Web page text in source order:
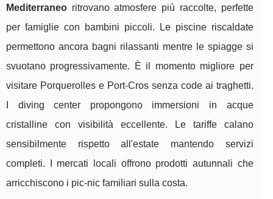
Mediterraneo ritrovano atmosfere più raccolte, perfette
per famiglie con bambini piccoli. Le piscine riscaldate
permettono ancora bagni rilassanti mentre le spiagge si
svuotano progressivamente. È il momento migliore per
visitare Porquerolles e Port-Cros senza code ai traghetti.
I diving center propongono immersioni in acque
cristalline con visibilità eccellente. Le tariffe calano
sensibilmente rispetto all'estate mantendo servizi
completi. I mercati locali offrono prodotti autunnali che
arricchiscono i pic-nic familiari sulla costa.